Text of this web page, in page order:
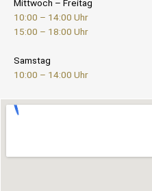
Mittwoch – Freitag
10:00 – 14:00 Uhr
15:00 – 18:00 Uhr
Samstag
10:00 – 14:00 Uhr